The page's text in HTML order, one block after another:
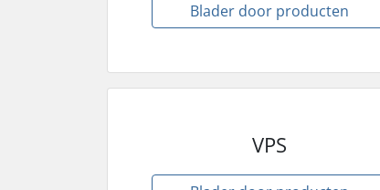
Blader door producten
VPS